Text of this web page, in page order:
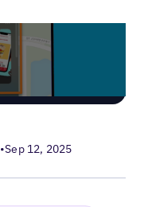
•Sep 12, 2025